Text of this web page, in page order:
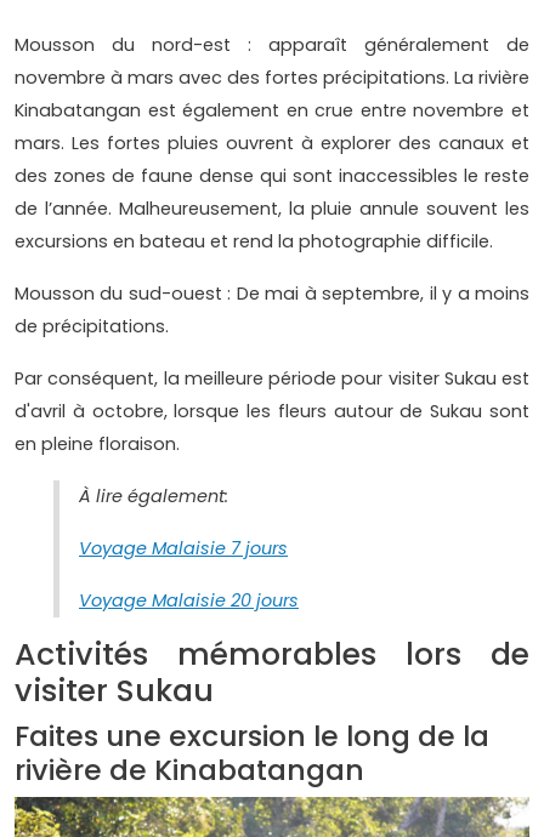
Mousson du nord-est : apparaît généralement de
novembre à mars avec des fortes précipitations. La rivière
Kinabatangan est également en crue entre novembre et
mars. Les fortes pluies ouvrent à explorer des canaux et
des zones de faune dense qui sont inaccessibles le reste
de l’année. Malheureusement, la pluie annule souvent les
excursions en bateau et rend la photographie difficile.
Mousson du sud-ouest : De mai à septembre, il y a moins
de précipitations.
Par conséquent, la meilleure période pour visiter Sukau est
d'avril à octobre, lorsque les fleurs autour de Sukau sont
en pleine floraison.
À lire également:
Voyage Malaisie 7 jours
Voyage Malaisie 20 jours
Activités mémorables lors de
visiter Sukau
Faites une excursion le long de la
rivière de Kinabatangan